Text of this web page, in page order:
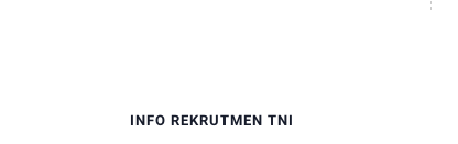
INFO REKRUTMEN TNI